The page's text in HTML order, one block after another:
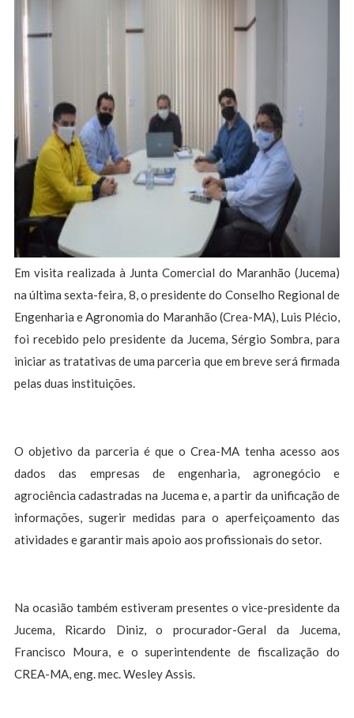
Em visita realizada à Junta Comercial do Maranhão (Jucema)
na última sexta-feira, 8, o presidente do Conselho Regional de
Engenharia e Agronomia do Maranhão (Crea-MA), Luis Plécio,
foi recebido pelo presidente da Jucema, Sérgio Sombra, para
iniciar as tratativas de uma parceria que em breve será firmada
pelas duas instituições.
O objetivo da parceria é que o Crea-MA tenha acesso aos
dados das empresas de engenharia, agronegócio e
agrociência cadastradas na Jucema e, a partir da unificação de
informações, sugerir medidas para o aperfeiçoamento das
atividades e garantir mais apoio aos profissionais do setor.
Na ocasião também estiveram presentes o vice-presidente da
Jucema, Ricardo Diniz, o procurador-Geral da Jucema,
Francisco Moura, e o superintendente de fiscalização do
CREA-MA, eng. mec. Wesley Assis.